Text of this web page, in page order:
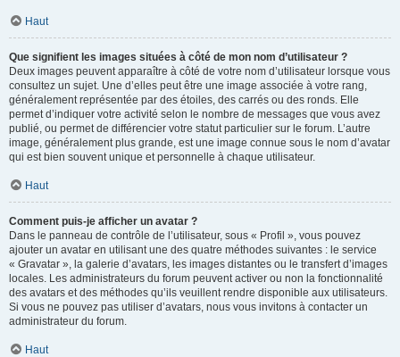
Haut
Que signifient les images situées à côté de mon nom d’utilisateur ?
Deux images peuvent apparaître à côté de votre nom d’utilisateur lorsque vous
consultez un sujet. Une d’elles peut être une image associée à votre rang,
généralement représentée par des étoiles, des carrés ou des ronds. Elle
permet d’indiquer votre activité selon le nombre de messages que vous avez
publié, ou permet de différencier votre statut particulier sur le forum. L’autre
image, généralement plus grande, est une image connue sous le nom d’avatar
qui est bien souvent unique et personnelle à chaque utilisateur.
Haut
Comment puis-je afficher un avatar ?
Dans le panneau de contrôle de l’utilisateur, sous « Profil », vous pouvez
ajouter un avatar en utilisant une des quatre méthodes suivantes : le service
« Gravatar », la galerie d’avatars, les images distantes ou le transfert d’images
locales. Les administrateurs du forum peuvent activer ou non la fonctionnalité
des avatars et des méthodes qu’ils veuillent rendre disponible aux utilisateurs.
Si vous ne pouvez pas utiliser d’avatars, nous vous invitons à contacter un
administrateur du forum.
Haut